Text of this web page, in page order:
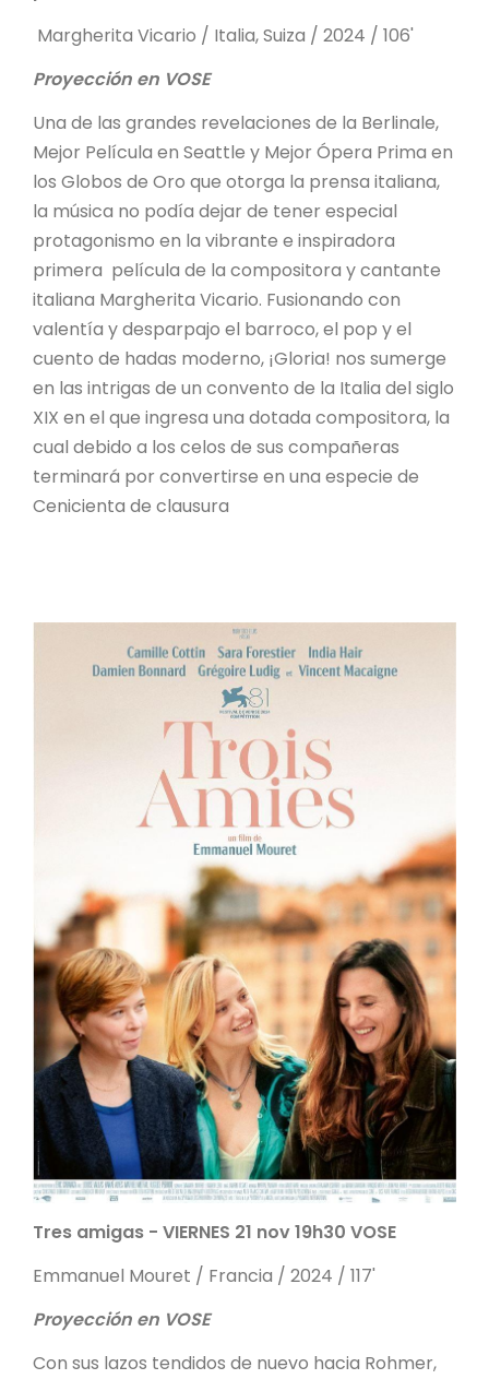
Margherita Vicario / Italia, Suiza / 2024 / 106'
Proyección en VOSE
Una de las grandes revelaciones de la Berlinale,
Mejor Película en Seattle y Mejor Ópera Prima en
los Globos de Oro que otorga la prensa italiana,
la música no podía dejar de tener especial
protagonismo en la vibrante e inspiradora
primera película de la compositora y cantante
italiana Margherita Vicario. Fusionando con
valentía y desparpajo el barroco, el pop y el
cuento de hadas moderno, ¡Gloria! nos sumerge
en las intrigas de un convento de la Italia del siglo
XIX en el que ingresa una dotada compositora, la
cual debido a los celos de sus compañeras
terminará por convertirse en una especie de
Cenicienta de clausura
Tres amigas - VIERNES 21 nov 19h30 VOSE
Emmanuel Mouret / Francia / 2024 / 117'
Proyección en VOSE
Con sus lazos tendidos de nuevo hacia Rohmer,